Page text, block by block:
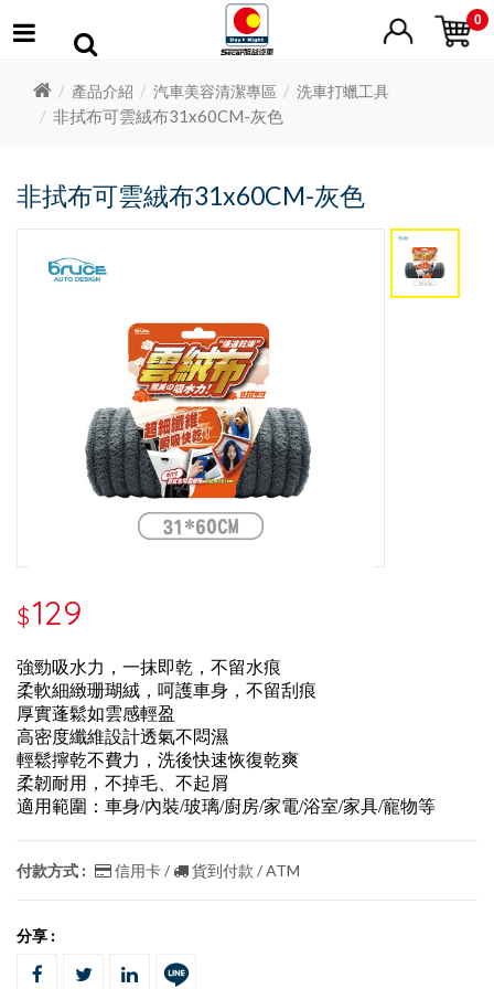
0
產品介紹 汽車美容清潔專區 洗車打蠟工具
非拭布可雲絨布31x60CM-灰色
非拭布可雲絨布31x60CM-灰色
$129
強勁吸水力，一抹即乾，不留水痕
柔軟細緻珊瑚絨，呵護車身，不留刮痕
厚實蓬鬆如雲感輕盈
高密度纖維設計透氣不悶濕
輕鬆擰乾不費力，洗後快速恢復乾爽
柔韌耐用，不掉毛、不起屑
適用範圍：車身/內裝/玻璃/廚房/家電/浴室/家具/寵物等
付款方式 : 信用卡 / 貨到付款 / ATM
分享 :